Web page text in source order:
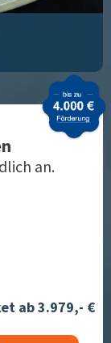
an.
ab 3.979,- €